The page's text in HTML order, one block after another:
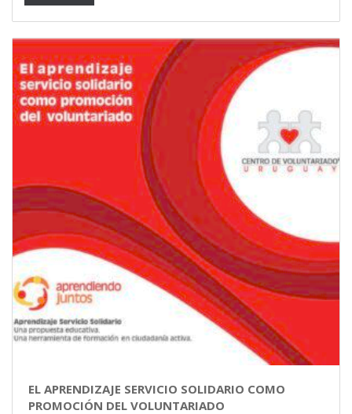
EL APRENDIZAJE SERVICIO SOLIDARIO COMO
PROMOCIÓN DEL VOLUNTARIADO